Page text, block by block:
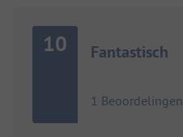
10 Fantastisch
1 Beoordelingen